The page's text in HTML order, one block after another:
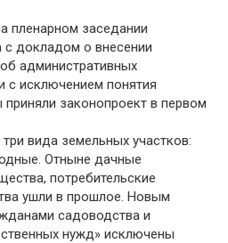
пленарном заседании
с докладом о внесении
административных
с исключением понятия
законопроект в первом
вида земельных участков:
Отныне дачные
потребительские
ушли в прошлое. Новым
садоводства и
нужд» исключены